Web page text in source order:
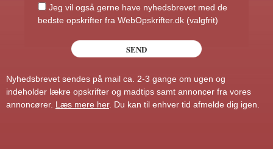
Jeg vil også gerne have nyhedsbrevet med de
bedste opskrifter fra WebOpskrifter.dk (valgfrit)
Nyhedsbrevet sendes på mail ca. 2-3 gange om ugen og
indeholder lækre opskrifter og madtips samt annoncer fra vores
annoncører. Læs mere her. Du kan til enhver tid afmelde dig igen.